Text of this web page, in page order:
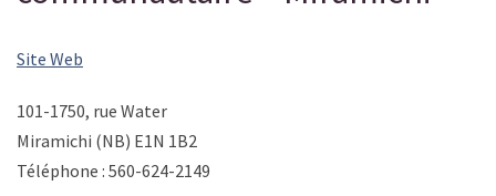
Site Web
101-1750, rue Water
Miramichi (NB) E1N 1B2
Téléphone : 560-624-2149